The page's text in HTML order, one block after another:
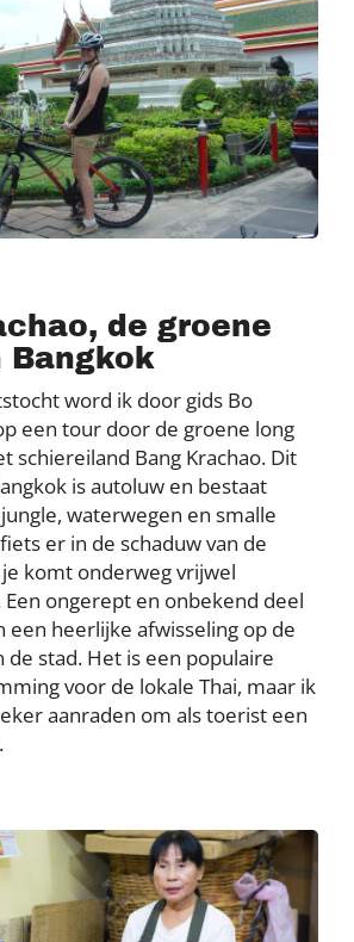
de groene
Bangkok
word ik door gids Bo
een tour door de groene long
schiereiland Bang Krachao. Dit
is autoluw en bestaat
waterwegen en smalle
er in de schaduw van de
komt onderweg vrijwel
ongerept en onbekend deel
een heerlijke afwisseling op de
de stad. Het is een populaire
voor de lokale Thai, maar ik
aanraden om als toerist een